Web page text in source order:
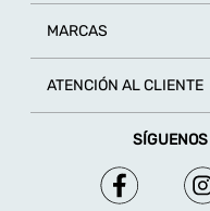
MARCAS
ATENCIÓN AL CLIENTE